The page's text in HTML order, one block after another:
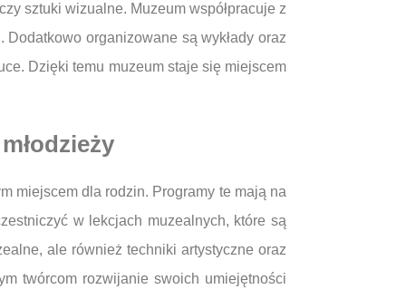
sztuki wizualne. Muzeum współpracuje z
organizowane są wykłady oraz
Dzięki temu muzeum staje się miejscem
miejscem dla rodzin. Programy te mają na
w lekcjach muzealnych, które są
ale również techniki artystyczne oraz
twórcom rozwijanie swoich umiejętności